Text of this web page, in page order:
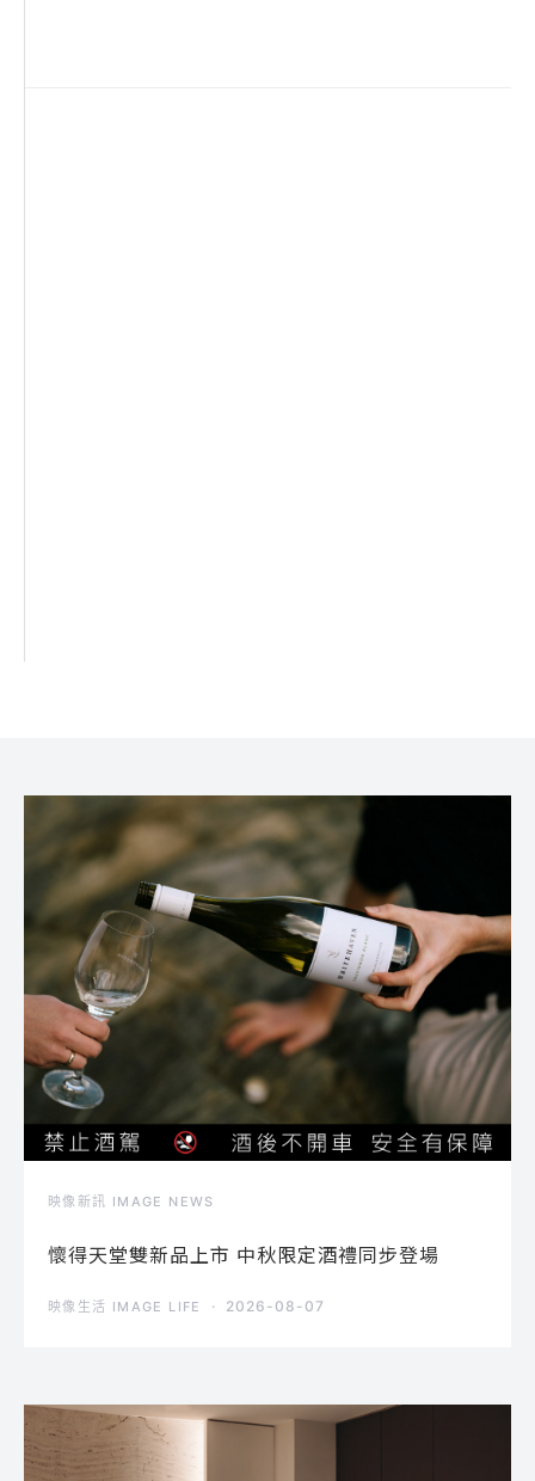
映像新訊 IMAGE NEWS
懷得天堂雙新品上市 中秋限定酒禮同步登場
映像生活 IMAGE LIFE 2026-08-07